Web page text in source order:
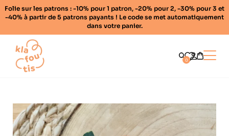
Folie sur les patrons : -10% pour 1 patron, -20% pour 2, -30% pour 3 et
-40% à partir de 5 patrons payants ! Le code se met automatiquement
dans votre panier.
Home
0